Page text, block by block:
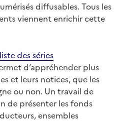
diffusables. Tous les
viennent enrichir cette
des séries
d’appréhender plus
et leurs notices, que les
ou non. Un travail de
de présenter les fonds
ensembles